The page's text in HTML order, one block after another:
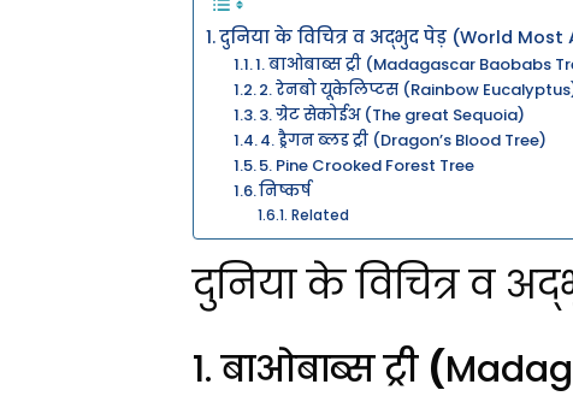
दुनिया के विचित्र व अद्भुद पेड़ (World
1. बाओबाब्स ट्री (Madagascar Baobabs
2. रेनबो यूकेलिप्टस (Rainbow
3. ग्रेट सेकोईअ (The great Sequoia)
4. ड्रैगन ब्लड ट्री (Dragon’s Blood Tree)
5. Pine Crooked Forest Tree
निष्कर्ष
Related
दुनिया के विचित्र व
1. बाओबाब्स ट्री (